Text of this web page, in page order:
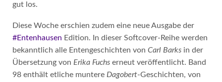
gut los.
Diese Woche erschien zudem eine neue Ausgabe der
#Entenhausen Edition. In dieser Softcover-Reihe werden
bekanntlich alle Entengeschichten von Carl Barksin der
Übersetzung von Erika Fuchserneut veröffentlicht. Band
98 enthält etliche muntere Dagobert-Geschichten, von